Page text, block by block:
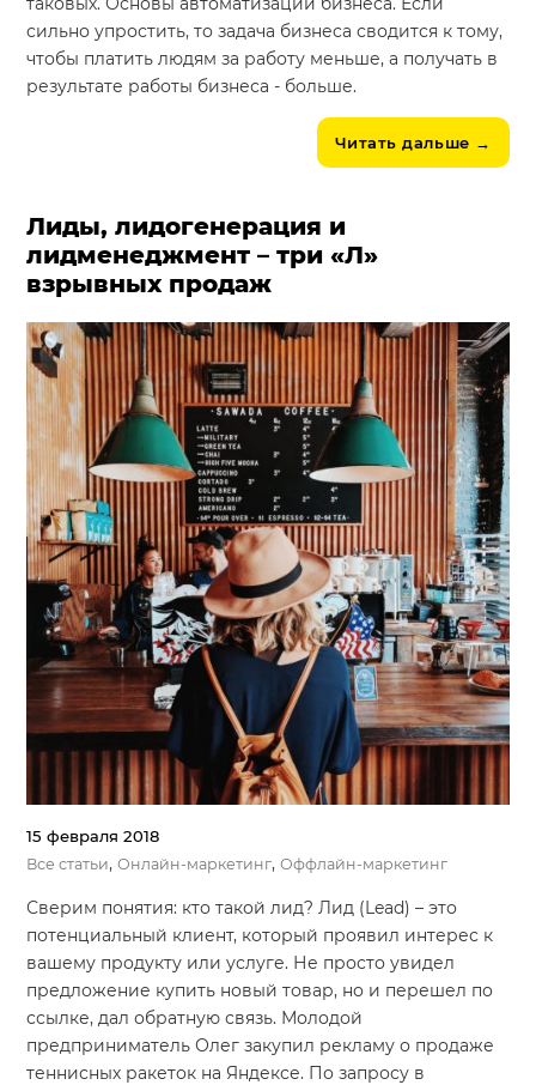
сильно упростить, то задача бизнеса сводится к тому,
чтобы платить людям за работу меньше, а получать в
результате работы бизнеса - больше.
Читать дальше →
Лиды, лидогенерация и
лидменеджмент – три «Л»
взрывных продаж
15 февраля 2018
Все статьи,Онлайн-маркетинг,Оффлайн-маркетинг
Сверим понятия: кто такой лид? Лид (Lead) – это
потенциальный клиент, который проявил интерес к
вашему продукту или услуге. Не просто увидел
предложение купить новый товар, но и перешел по
ссылке, дал обратную связь. Молодой
предприниматель Олег закупил рекламу о продаже
теннисных ракеток на Яндексе. По запросу в